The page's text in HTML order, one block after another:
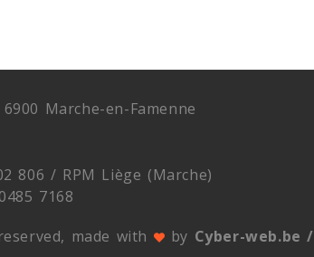
Marche-en-Famenne
806 / RPM Liège (Marche)
7168
made with by Cyber-web.be /